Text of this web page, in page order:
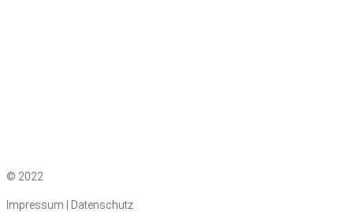
© 2022
Impressum | Datenschutz